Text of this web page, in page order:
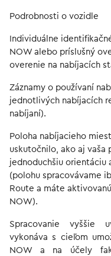
Podrobnosti o vozidle
Individuálne
NOW alebo príslušný
overenie na nabíjacích
Záznamy o používaní
jednotlivých nabíjacích
nabíjaní).
Poloha nabíjacieho
uskutočnilo, ako aj vaša
jednoduchšiu orientáciu
(polohu spracovávame
Route a máte
NOW).
Spracovanie vyššie
vykonáva s cieľom
NOW a na účely